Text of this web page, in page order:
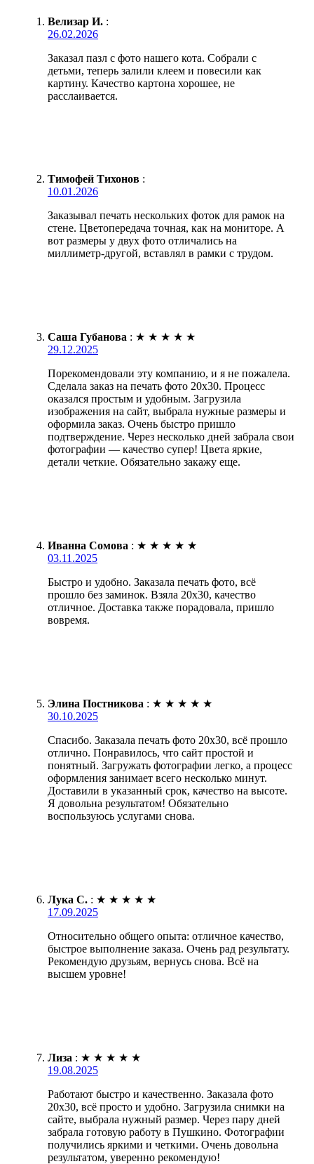
Велизар И. :
26.02.2026
Заказал пазл с фото нашего кота. Собрали с
детьми, теперь залили клеем и повесили как
картину. Качество картона хорошее, не
расслаивается.
Тимофей Тихонов :
10.01.2026
Заказывал печать нескольких фоток для рамок на
стене. Цветопередача точная, как на мониторе. А
вот размеры у двух фото отличались на
миллиметр-другой, вставлял в рамки с трудом.
Саша Губанова : ★ ★ ★ ★ ★
29.12.2025
Порекомендовали эту компанию, и я не пожалела.
Сделала заказ на печать фото 20х30. Процесс
оказался простым и удобным. Загрузила
изображения на сайт, выбрала нужные размеры и
оформила заказ. Очень быстро пришло
подтверждение. Через несколько дней забрала свои
фотографии — качество супер! Цвета яркие,
детали четкие. Обязательно закажу еще.
Иванна Сомова : ★ ★ ★ ★ ★
03.11.2025
Быстро и удобно. Заказала печать фото, всё
прошло без заминок. Взяла 20х30, качество
отличное. Доставка также порадовала, пришло
вовремя.
Элина Постникова : ★ ★ ★ ★ ★
30.10.2025
Спасибо. Заказала печать фото 20х30, всё прошло
отлично. Понравилось, что сайт простой и
понятный. Загружать фотографии легко, а процесс
оформления занимает всего несколько минут.
Доставили в указанный срок, качество на высоте.
Я довольна результатом! Обязательно
воспользуюсь услугами снова.
Лука С. : ★ ★ ★ ★ ★
17.09.2025
Относительно общего опыта: отличное качество,
быстрое выполнение заказа. Очень рад результату.
Рекомендую друзьям, вернусь снова. Всё на
высшем уровне!
Лиза : ★ ★ ★ ★ ★
19.08.2025
Работают быстро и качественно. Заказала фото
20х30, всё просто и удобно. Загрузила снимки на
сайте, выбрала нужный размер. Через пару дней
забрала готовую работу в Пушкино. Фотографии
получились яркими и четкими. Очень довольна
результатом, уверенно рекомендую!